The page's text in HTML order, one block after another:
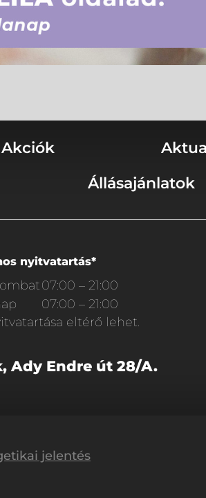
Akciók
Állásajánlatok
nyitvatartás*
07:00 – 21:00
07:00 – 21:00
eltérő lehet.
Ady Endre út 28/A.
jelentés